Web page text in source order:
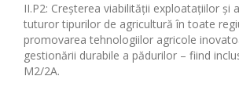
II.P2: Creșterea viabilității exploatațiilor și
tuturor tipurilor de agricultură în toate
promovarea tehnologiilor agricole
gestionării durabile a pădurilor – fiind
M2/2A.